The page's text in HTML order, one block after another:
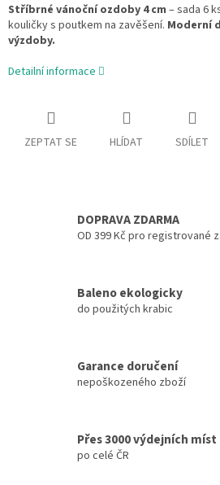
Stříbrné vánoční ozdoby 4 cm – sada 6
kouličky s poutkem na zavěšení. Moderní
výzdoby.
Detailní informace
ZEPTAT SE HLÍDAT SDÍLET
DOPRAVA ZDARMA
OD 399 Kč pro registrované
Baleno ekologicky
do použitých krabic
Garance doručení
nepoškozeného zboží
Přes 3000 výdejních míst
po celé ČR